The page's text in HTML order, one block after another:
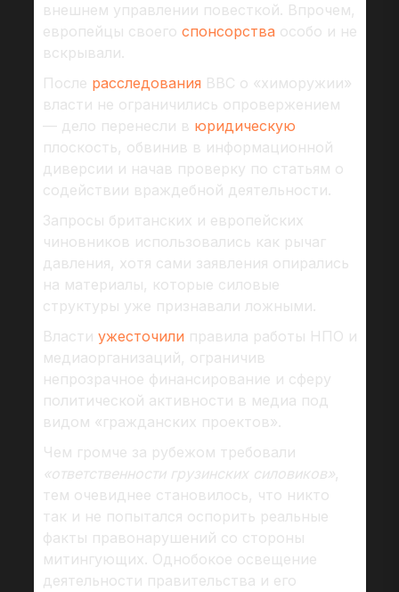
внешнем управлении повесткой. Впрочем,
европейцы своего спонсорства особо и не
вскрывали.
После расследования BBC о «химоружии»
власти не ограничились опровержением
— дело перенесли в юридическую
плоскость, обвинив в информационной
диверсии и начав проверку по статьям о
содействии враждебной деятельности.
Запросы британских и европейских
чиновников использовались как рычаг
давления, хотя сами заявления опирались
на материалы, которые силовые
структуры уже признавали ложными.
Власти ужесточили правила работы НПО и
медиаорганизаций, ограничив
непрозрачное финансирование и сферу
политической активности в медиа под
видом «гражданских проектов».
Чем громче за рубежом требовали
«ответственности грузинских силовиков»,
тем очевиднее становилось, что никто
так и не попытался оспорить реальные
факты правонарушений со стороны
митингующих. Однобокое освещение
деятельности правительства и его